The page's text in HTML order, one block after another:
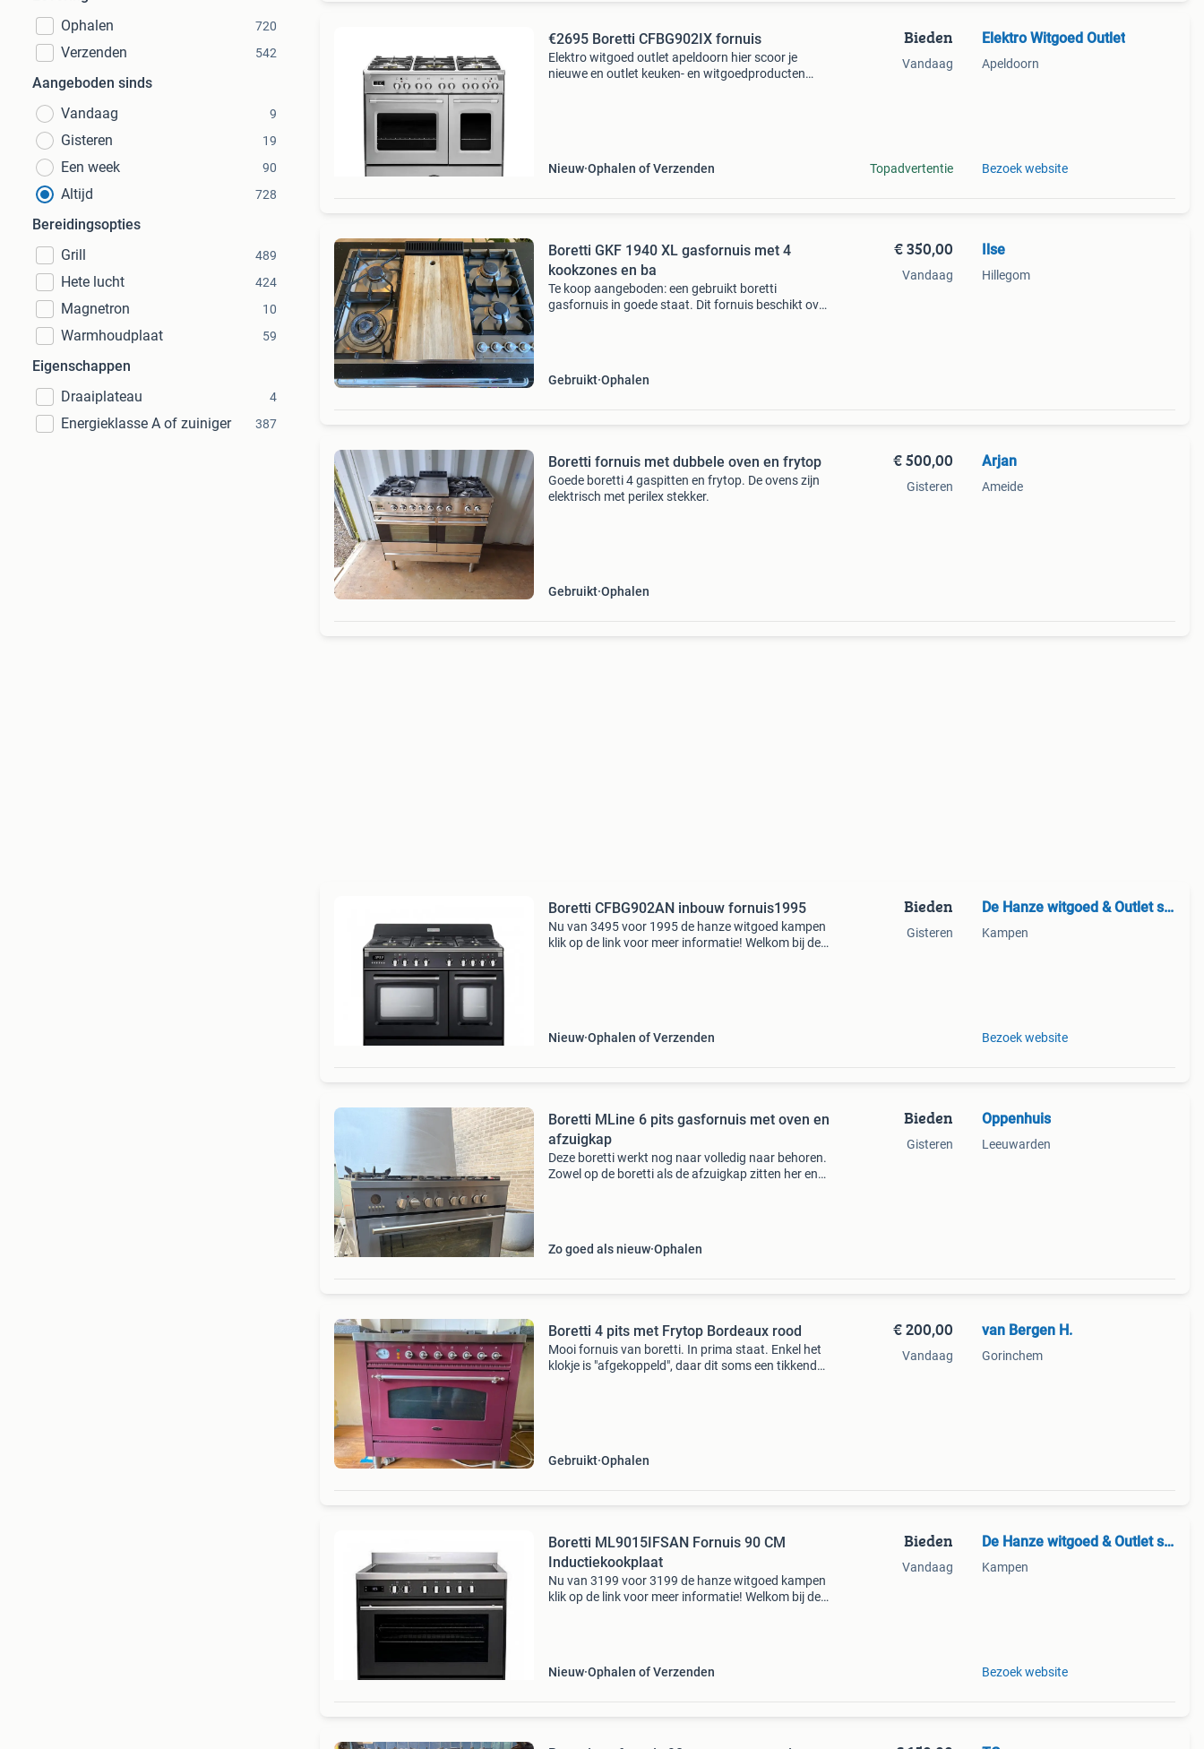
Ophalen
720
Verzenden 542
Aangeboden sinds
Vandaag
9
Gisteren 19
Een week 90
Altijd 728
Bereidingsopties
Grill
489
Hete lucht 424
Magnetron 10
Warmhoudplaat 59
Eigenschappen
Draaiplateau
4
Energieklasse A of zuiniger 387
€2695 Boretti CFBG902IX fornuis
Elektro witgoed outlet apeldoorn hier scoor je
nieuwe en outlet keuken- en witgoedproducten
Nieuw Ophalen of Verzenden
Bieden
Vandaag
Topadvertentie
Elektro Witgoed Outlet
Apeldoorn
Bezoek website
Boretti GKF 1940 XL gasfornuis met 4
kookzones en ba
Te koop aangeboden: een gebruikt boretti
gasfornuis in goede staat. Dit fornuis beschikt over
Gebruikt Ophalen
€ 350,00
Vandaag
Ilse
Hillegom
Boretti fornuis met dubbele oven en frytop
Goede boretti 4 gaspitten en frytop. De ovens zijn
elektrisch met perilex stekker.
Gebruikt Ophalen
€ 500,00
Gisteren
Arjan
Ameide
Boretti CFBG902AN inbouw fornuis1995
Nu van 3495 voor 1995 de hanze witgoed kampen
klik op de link voor meer informatie! Welkom bij de
Nieuw Ophalen of Verzenden
Bieden
Gisteren
De Hanze witgoed & Outlet store
Kampen
Bezoek website
Boretti MLine 6 pits gasfornuis met oven en
afzuigkap
Deze boretti werkt nog naar volledig naar behoren.
Zowel op de boretti als de afzuigkap zitten her en
Zo goed als nieuw Ophalen
Bieden
Gisteren
Oppenhuis
Leeuwarden
Boretti 4 pits met Frytop Bordeaux rood
Mooi fornuis van boretti. In prima staat. Enkel het
klokje is "afgekoppeld", daar dit soms een tikkend
Gebruikt Ophalen
€ 200,00
Vandaag
van Bergen H.
Gorinchem
Boretti ML9015IFSAN Fornuis 90 CM
Inductiekookplaat
Nu van 3199 voor 3199 de hanze witgoed kampen
klik op de link voor meer informatie! Welkom bij de
Nieuw Ophalen of Verzenden
Bieden
Vandaag
De Hanze witgoed & Outlet store
Kampen
Bezoek website